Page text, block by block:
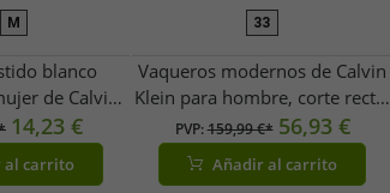
M
blanco
de Calvin
14,23 €
al carrito
33
Vaqueros modernos de Calvin
Klein para hombre, corte recto,
bolsillos con cremallera,
algodón, color azul.
PVP:159,99 €* 56,93 €
Añadir al carrito